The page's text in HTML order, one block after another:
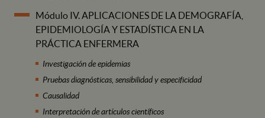
Módulo IV. APLICACIONES DE LA DEMOGRAFÍA,
EPIDEMIOLOGÍA Y ESTADÍSTICA EN LA
PRÁCTICA ENFERMERA
Investigación de epidemias
Pruebas diagnósticas, sensibilidad y especificidad
Causalidad
Interpretación de artículos científicos